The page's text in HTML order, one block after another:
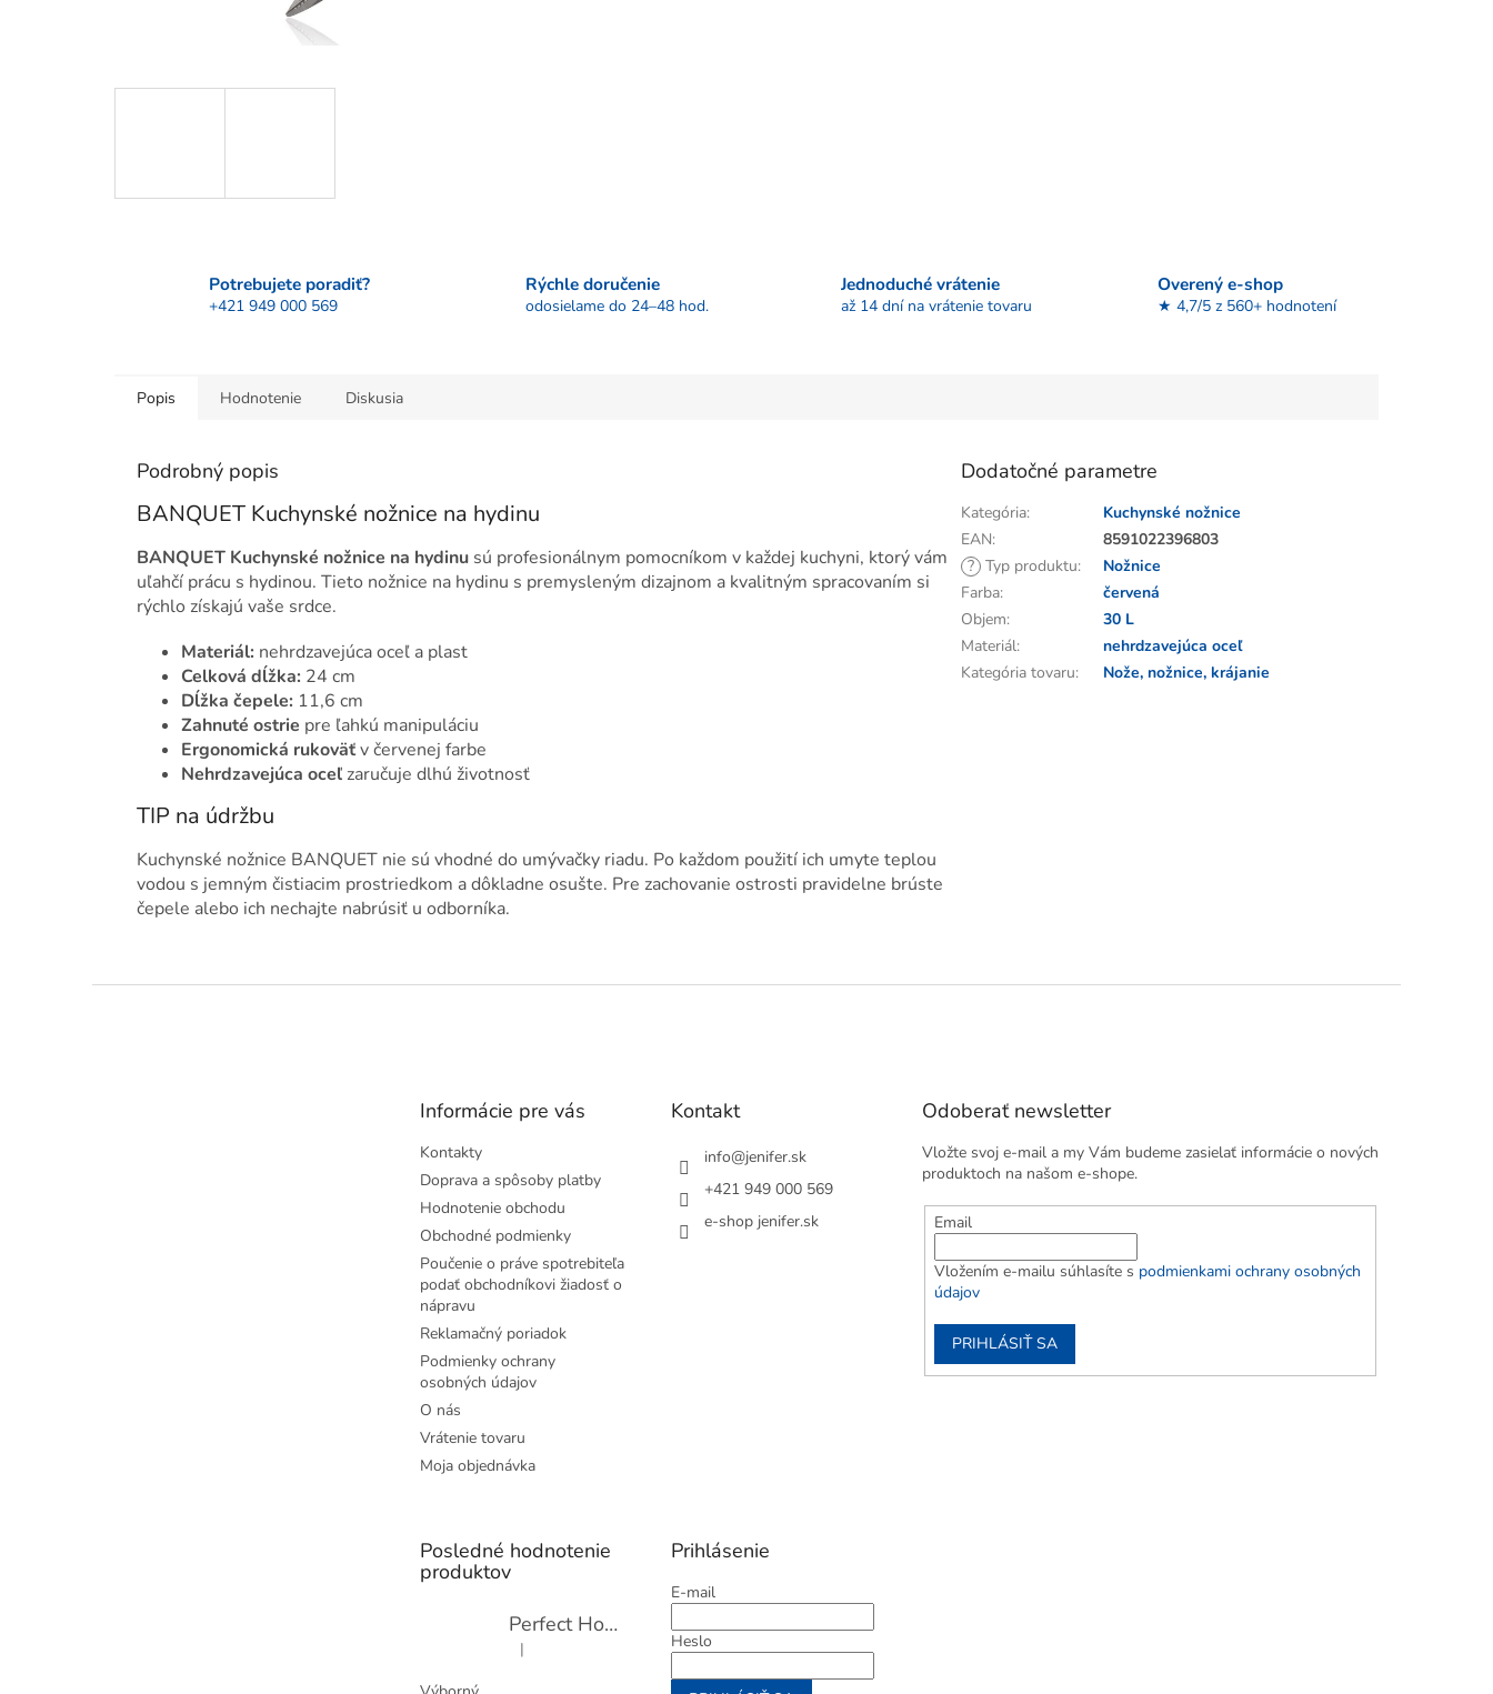
Potrebujete poradiť?
+421 949 000 569
Rýchle doručenie
odosielame do 24–48 hod.
Jednoduché vrátenie
až 14 dní na vrátenie tovaru
Overený e-shop
★ 4,7/5 z 560+ hodnotení
Popis Hodnotenie Diskusia
Podrobný popis
BANQUET Kuchynské nožnice na hydinu
BANQUET Kuchynské nožnice na hydinu sú profesionálnym pomocníkom v každej kuchyni, ktorý vám
uľahčí prácu s hydinou. Tieto nožnice na hydinu s premysleným dizajnom a kvalitným spracovaním si
rýchlo získajú vaše srdce.
Materiál: nehrdzavejúca oceľ a plast
Celková dĺžka: 24 cm
Dĺžka čepele: 11,6 cm
Zahnuté ostrie pre ľahkú manipuláciu
Ergonomická rukoväťv červenej farbe
Nehrdzavejúca oceľ zaručuje dlhú životnosť
TIP na údržbu
Kuchynské nožnice BANQUET nie sú vhodné do umývačky riadu. Po každom použití ich umyte teplou
vodou s jemným čistiacim prostriedkom a dôkladne osušte. Pre zachovanie ostrosti pravidelne brúste
čepele alebo ich nechajte nabrúsiť u odborníka.
Dodatočné parametre
Kategória:
Kuchynské nožnice
EAN:
8591022396803
? Typ produktu:
Nožnice
Farba:
červená
Objem:
30 L
Materiál:
nehrdzavejúca oceľ
Kategória tovaru: Nože, nožnice, krájanie
Informácie pre vás
Kontakty
Doprava a spôsoby platby
Hodnotenie obchodu
Obchodné podmienky
Poučenie o práve spotrebiteľa
podať obchodníkovi žiadosť o
nápravu
Reklamačný poriadok
Podmienky ochrany
osobných údajov
O nás
Vrátenie tovaru
Moja objednávka
Kontakt
info@jenifer.sk
+421 949 000 569
e-shop jenifer.sk
Odoberať newsletter
Vložte svoj e-mail a my Vám budeme zasielať informácie o nových
produktoch na našom e-shope.
Email
Vložením e-mailu súhlasíte s podmienkami ochrany osobných
údajov
PRIHLÁSIŤ SA
Posledné hodnotenie
produktov
Perfect Home Tĺčik na mäso so sekáčikom, 56893
Hodnotenie produktu je 5 z 5 hviezdičiek.
|
Prihlásenie
E-mail
Heslo